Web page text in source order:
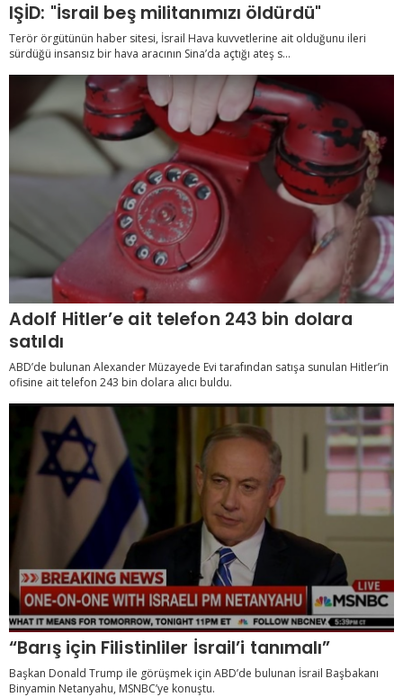
IŞİD: "İsrail beş militanımızı öldürdü"
Terör örgütünün haber sitesi, İsrail Hava kuvvetlerine ait olduğunu ileri
sürdüğü insansız bir hava aracının Sina’da açtığı ateş s...
Adolf Hitler’e ait telefon 243 bin dolara
satıldı
ABD’de bulunan Alexander Müzayede Evi tarafından satışa sunulan Hitler’in
ofisine ait telefon 243 bin dolara alıcı buldu.
“Barış için Filistinliler İsrail’i tanımalı”
Başkan Donald Trump ile görüşmek için ABD’de bulunan İsrail Başbakanı
Binyamin Netanyahu, MSNBC’ye konuştu.